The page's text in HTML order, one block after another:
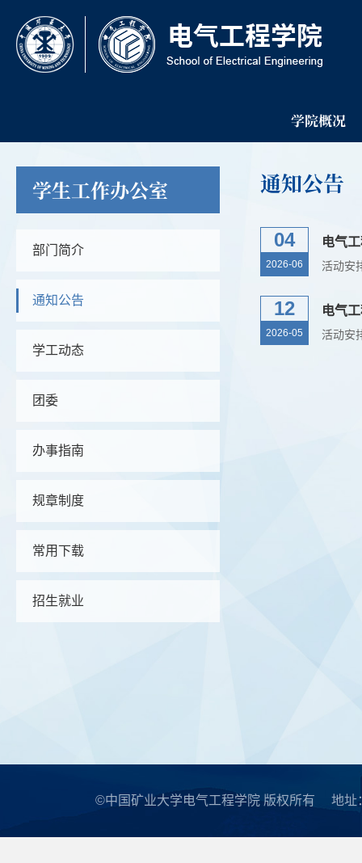
学院概况
学生工作办公室
部门简介
通知公告
学工动态
团委
办事指南
规章制度
常用下载
招生就业
通知公告
04
2026-06
电气
活动安
12
2026-05
电气
活动安
©中国矿业大学电气工程学院 版权所有 地址